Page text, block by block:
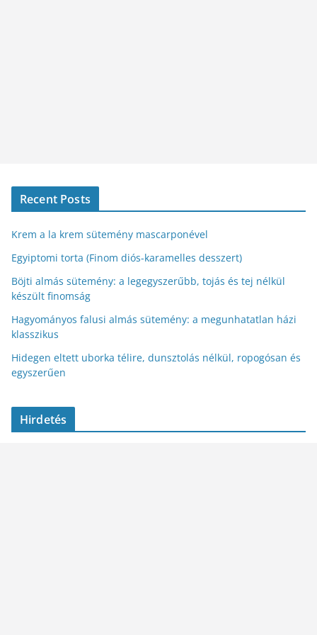
Recent Posts
Krem a la krem sütemény mascarponével
Egyiptomi torta (Finom diós-karamelles desszert)
Böjti almás sütemény: a legegyszerűbb, tojás és tej nélkül
készült finomság
Hagyományos falusi almás sütemény: a megunhatatlan házi
klasszikus
Hidegen eltett uborka télire, dunsztolás nélkül, ropogósan és
egyszerűen
Hirdetés